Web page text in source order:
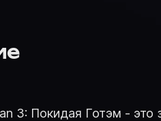
3: Покидая Готэм -